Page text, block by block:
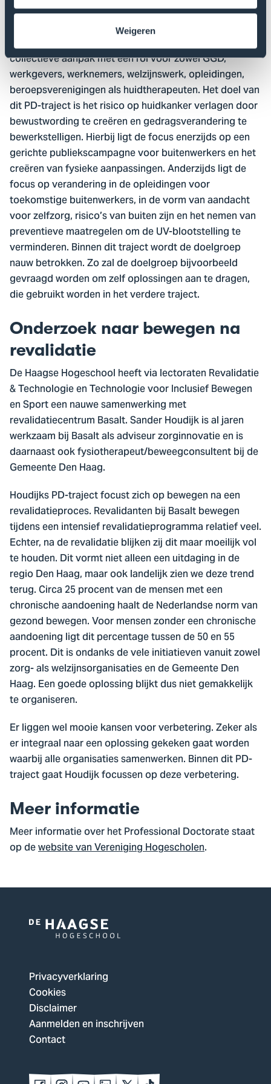
Weigeren
Van Drie richt zich op buitenwerkers en buitenlopers in
haar onderzoek. Deze groepen vragen om een
collectieve aanpak met een rol voor zowel GGD,
werkgevers, werknemers, welzijnswerk, opleidingen,
beroepsverenigingen als huidtherapeuten. Het doel van
dit PD-traject is het risico op huidkanker verlagen door
bewustwording te creëren en gedragsverandering te
bewerkstelligen. Hierbij ligt de focus enerzijds op een
gerichte publiekscampagne voor buitenwerkers en het
creëren van fysieke aanpassingen. Anderzijds ligt de
focus op verandering in de opleidingen voor
toekomstige buitenwerkers, in de vorm van aandacht
voor zelfzorg, risico’s van buiten zijn en het nemen van
preventieve maatregelen om de UV-blootstelling te
verminderen. Binnen dit traject wordt de doelgroep
nauw betrokken. Zo zal de doelgroep bijvoorbeeld
gevraagd worden om zelf oplossingen aan te dragen,
die gebruikt worden in het verdere traject.
Onderzoek naar bewegen na
revalidatie
De Haagse Hogeschool heeft via lectoraten Revalidatie
& Technologie en Technologie voor Inclusief Bewegen
en Sport een nauwe samenwerking met
revalidatiecentrum Basalt. Sander Houdijk is al jaren
werkzaam bij Basalt als adviseur zorginnovatie en is
daarnaast ook fysiotherapeut/beweegconsultent bij de
Gemeente Den Haag.
Houdijks PD-traject focust zich op bewegen na een
revalidatieproces. Revalidanten bij Basalt bewegen
tijdens een intensief revalidatieprogramma relatief veel.
Echter, na de revalidatie blijken zij dit maar moeilijk vol
te houden. Dit vormt niet alleen een uitdaging in de
regio Den Haag, maar ook landelijk zien we deze trend
terug. Circa 25 procent van de mensen met een
chronische aandoening haalt de Nederlandse norm van
gezond bewegen. Voor mensen zonder een chronische
aandoening ligt dit percentage tussen de 50 en 55
procent. Dit is ondanks de vele initiatieven vanuit zowel
zorg- als welzijnsorganisaties en de Gemeente Den
Haag. Een goede oplossing blijkt dus niet gemakkelijk
te organiseren.
Er liggen wel mooie kansen voor verbetering. Zeker als
er integraal naar een oplossing gekeken gaat worden
waarbij alle organisaties samenwerken. Binnen dit PD-
traject gaat Houdijk focussen op deze verbetering.
Meer informatie
Meer informatie over het Professional Doctorate staat
op dewebsite van Vereniging Hogescholen.
Logo
De
Haagse
Hogeschool,
ga
naar
de
Privacyverklaring
Cookies
Disclaimer
Aanmelden en inschrijven
Contact